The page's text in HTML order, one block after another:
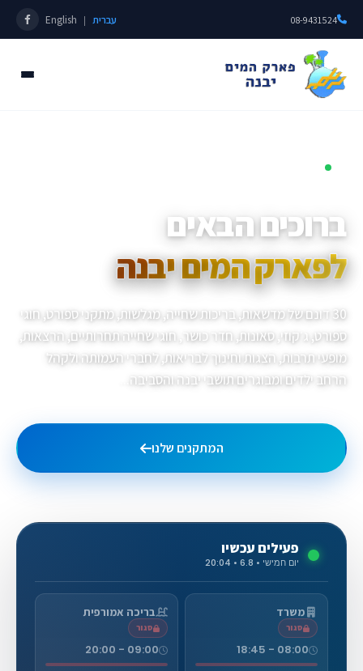
08-9431524 עברית |
English
ברוכים הבאים
לפארק המים יבנה
30 דונם של מדשאות, בריכות שחייה, מגלשות, מתקני ספורט, חוגי
ספורט, ג׳קוזי, סאונות, חדר כושר, חוגי שחייה תחרותיים, הרצאות,
מופעי תרבות, הצגות וחינוך לבריאות, לחברי העמותה ולקהל
הרחב ילדים ומבוגרים תושבי יבנה והסביבה...
המתקנים שלנו
פעילים עכשיו
יום חמישי • 6.8 • 20:04
משרד
סגור
08:00 - 18:45
בריכה אמורפית
סגור
09:00 - 20:00